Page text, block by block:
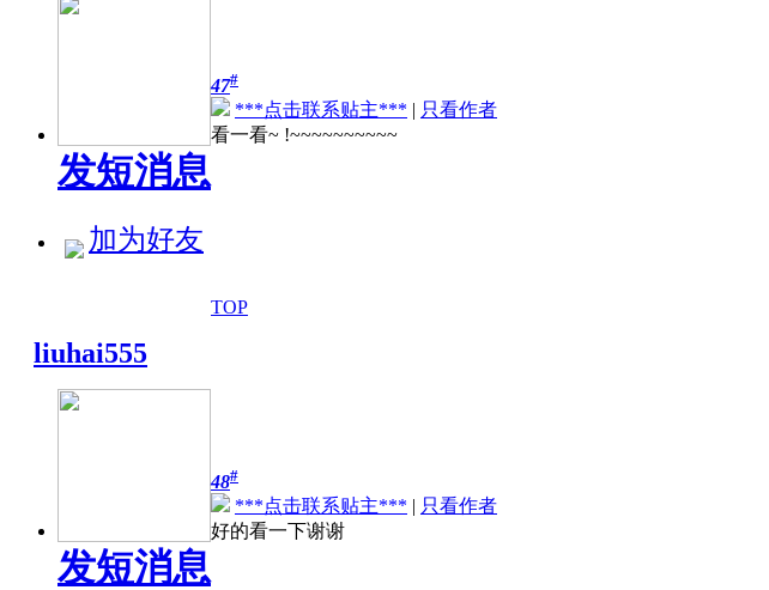
发短消息
加为好友
47#
***点击联系贴主*** | 只看作者
看一看~ !~~~~~~~~~~
TOP
liuhai555
发短消息
48#
***点击联系贴主*** | 只看作者
好的看一下谢谢